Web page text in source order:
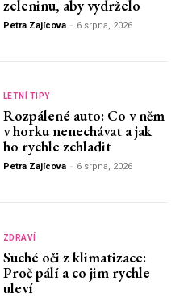
zeleninu, aby vydrželo
Petra Zajícova - 6 srpna, 2026
LETNÍ TIPY
Rozpálené auto: Co v něm
v horku nenechávat a jak
ho rychle zchladit
Petra Zajícova - 6 srpna, 2026
ZDRAVÍ
Suché oči z klimatizace:
Proč pálí a co jim rychle
uleví